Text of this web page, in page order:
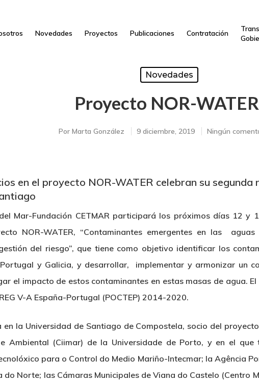
Novedades Proyectos Publicaciones Contratación
Novedades
Proyecto NOR-WATER
Por Marta González 9 diciembre, 2019 Ningún
en el proyecto NOR-WATER celebran su segunda
Mar-Fundación CETMAR participará los próximos días 12 y
NOR-WATER, “Contaminantes emergentes en las
del riesgo”, que tiene como objetivo identificar los
y Galicia, y desarrollar, implementar y armonizar un
el impacto de estos contaminantes en estas masas de agua.
V-A España-Portugal (POCTEP) 2014-2020.
en la Universidad de Santiago de Compostela, socio del
Ambiental (Ciimar) de la Universidade de Porto, y en el
para o Control do Medio Mariño-Intecmar; la Agência
do Norte; las Cámaras Municipales de Viana do Castelo (Centro